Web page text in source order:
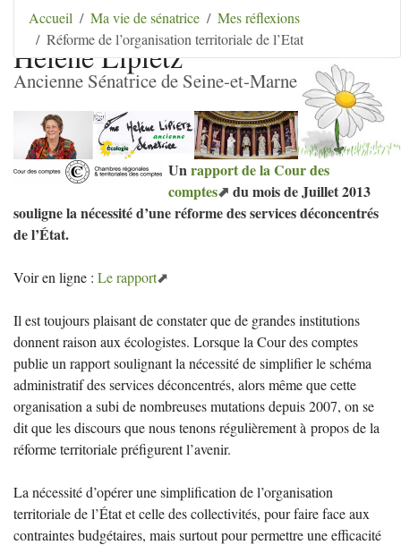
Aller au contenu Aller au menu
Aller au menu
secondaire
Aller à la recherche
Hélène Lipietz
Ancienne Sénatrice de Seine-et-Marne
Accueil Ma vie de sénatrice
Mes réflexions
Réforme de l’organisation territoriale de l’Etat
Unrapport de la Cour des
comptes
du mois de Juillet 2013
souligne la nécessité d’une réforme des services déconcentrés
de l’État.
Voir en ligne : Le rapport
Il est toujours plaisant de constater que de grandes institutions
donnent raison aux écologistes. Lorsque la Cour des comptes
publie un rapport soulignant la nécessité de simplifier le schéma
administratif des services déconcentrés, alors même que cette
organisation a subi de nombreuses mutations depuis 2007, on se
dit que les discours que nous tenons régulièrement à propos de la
réforme territoriale préfigurent l’avenir.
La nécessité d’opérer une simplification de l’organisation
territoriale de l’État et celle des collectivités, pour faire face aux
contraintes budgétaires, mais surtout pour permettre une efficacité